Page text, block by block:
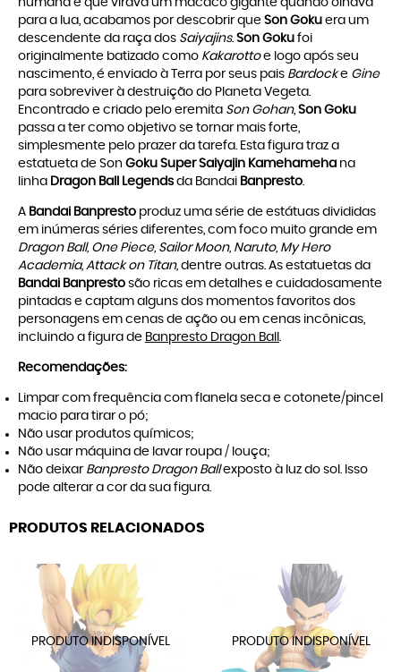
humana e que virava um macaco gigante quando olhava
para a lua, acabamos por descobrir que Son Goku era um
descendente da raça dos Saiyajins. Son Goku foi
originalmente batizado como Kakarottoe logo após seu
nascimento, é enviado à Terra por seus pais Bardocke Gine
para sobreviver à destruição do Planeta Vegeta.
Encontrado e criado pelo eremita Son Gohan, Son Goku
passa a ter como objetivo se tornar mais forte,
simplesmente pelo prazer da tarefa. Esta figura traz a
estatueta de Son Goku Super Saiyajin Kamehameha na
linha Dragon Ball Legends da Bandai Banpresto.
A Bandai Banpresto produz uma série de estátuas divididas
em inúmeras séries diferentes, com foco muito grande em
Dragon Ball, One Piece, Sailor Moon, Naruto, My Hero
Academia, Attack on Titan, dentre outras. As estatuetas da
Bandai Banpresto são ricas em detalhes e cuidadosamente
pintadas e captam alguns dos momentos favoritos dos
personagens em cenas de ação ou em cenas incônicas,
incluindo a figura de Banpresto Dragon Ball .
Recomendações:
Limpar com frequência com flanela seca e cotonete/pincel
macio para tirar o pó;
Não usar produtos químicos;
Não usar máquina de lavar roupa / louça;
Não deixar Banpresto Dragon Ballexposto à luz do sol. Isso
pode alterar a cor da sua figura.
PRODUTOS RELACIONADOS